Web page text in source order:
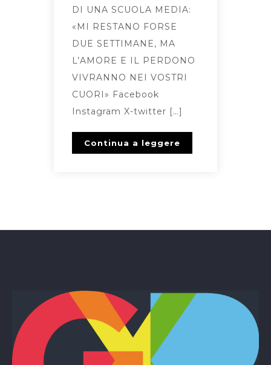
DI UNA SCUOLA MEDIA:
«MI RESTANO FORSE
DUE SETTIMANE, MA
L’AMORE E IL PERDONO
VIVRANNO NEI VOSTRI
CUORI» Facebook
Instagram X-twitter […]
Continua a leggere